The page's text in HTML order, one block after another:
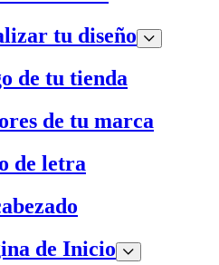
tu diseño
de tu tienda
de tu marca
de letra
de Inicio